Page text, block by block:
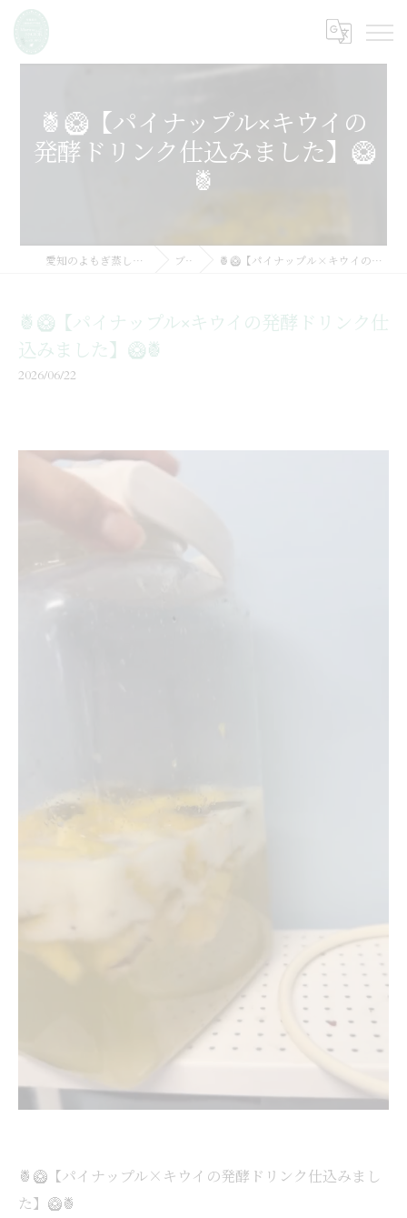
🍍🥝【パイナップル×キウイの
発酵ドリンク仕込みました】🥝
🍍
愛知のよもぎ蒸しならMarine SSOOK ブログ 🍍🥝【パイナップル×キウイの発酵ドリンク仕込みました】🥝🍍
🍍🥝【パイナップル×キウイの発酵ドリンク仕
込みました】🥝🍍
2026/06/22
🍍🥝【パイナップル×キウイの発酵ドリンク仕込みまし
た】🥝🍍